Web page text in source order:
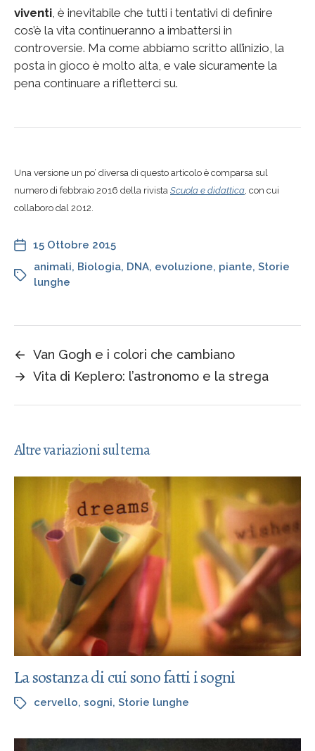
viventi, è inevitabile che tutti i tentativi di definire
cos’è la vita continueranno a imbattersi in
controversie. Ma come abbiamo scritto all’inizio, la
posta in gioco è molto alta, e vale sicuramente la
pena continuare a rifletterci su.
Una versione un po’ diversa di questo articolo è comparsa sul
numero di febbraio 2016 della rivista Scuola e didattica, con cui
collaboro dal 2012.
15 Ottobre 2015
animali, Biologia, DNA, evoluzione, piante, Storie
lunghe
← Van Gogh e i colori che cambiano
→ Vita di Keplero: l’astronomo e la strega
Altre variazioni sul tema
La sostanza di cui sono fatti i sogni
cervello, sogni, Storie lunghe